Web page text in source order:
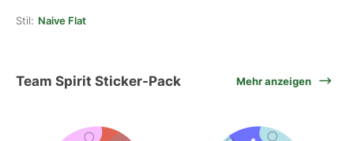
Stil: Naive Flat
Team Spirit Sticker-Pack Mehr anzeigen